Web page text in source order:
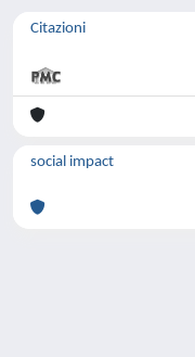
Citazioni
social impact